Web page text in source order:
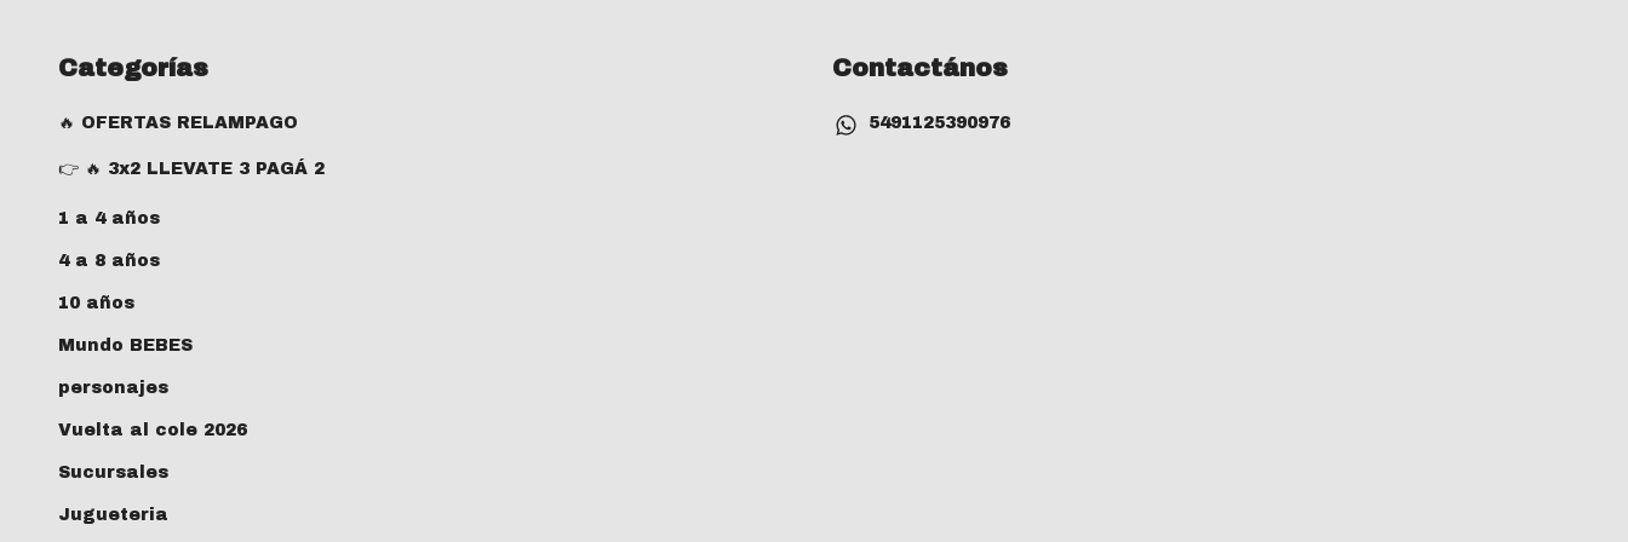
Categorías
🔥 OFERTAS RELAMPAGO
👉 🔥 3x2 LLEVATE 3 PAGÁ 2
1 a 4 años
4 a 8 años
10 años
Mundo BEBES
personajes
Vuelta al cole 2026
Sucursales
Jugueteria
Contactános
5491125390976